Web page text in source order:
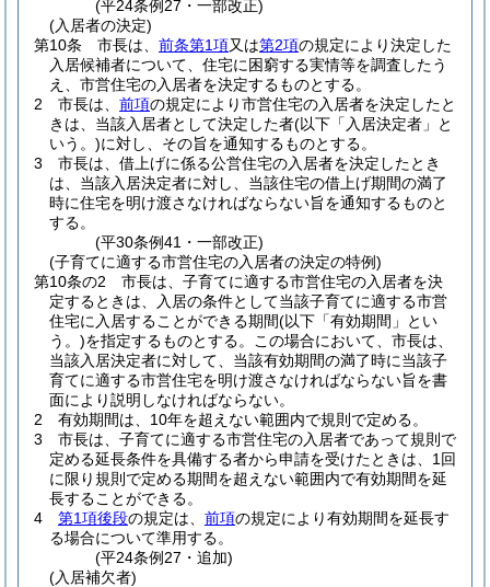
(平24条例27・一部改正)
(入居者の決定)
第10条
市長は、 前条第1項又は第2項の規定により決定した
入居候補者について、住宅に困窮する実情等を調査したう
え、市営住宅の入居者を決定するものとする。
2
市長は、 前項の規定により市営住宅の入居者を決定したと
きは、当該入居者として決定した者(以下「入居決定者」と
いう。)に対し、その旨を通知するものとする。
3
市長は、借上げに係る公営住宅の入居者を決定したとき
は、当該入居決定者に対し、当該住宅の借上げ期間の満了
時に住宅を明け渡さなければならない旨を通知するものと
する。
(平30条例41・一部改正)
(子育てに適する市営住宅の入居者の決定の特例)
第10条の2
市長は、子育てに適する市営住宅の入居者を決
定するときは、入居の条件として当該子育てに適する市営
住宅に入居することができる期間(以下「有効期間」とい
う。)を指定するものとする。
この場合において、市長は、
当該入居決定者に対して、当該有効期間の満了時に当該子
育てに適する市営住宅を明け渡さなければならない旨を書
面により説明しなければならない。
2
有効期間は、10年を超えない範囲内で規則で定める。
3
市長は、子育てに適する市営住宅の入居者であって規則で
定める延長条件を具備する者から申請を受けたときは、1回
に限り規則で定める期間を超えない範囲内で有効期間を延
長することができる。
4
第1項後段の規定は、 前項の規定により有効期間を延長す
る場合について準用する。
(平24条例27・追加)
(入居補欠者)